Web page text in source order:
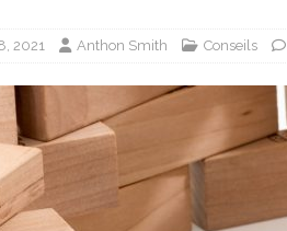
2021 Anthon Smith Conseils